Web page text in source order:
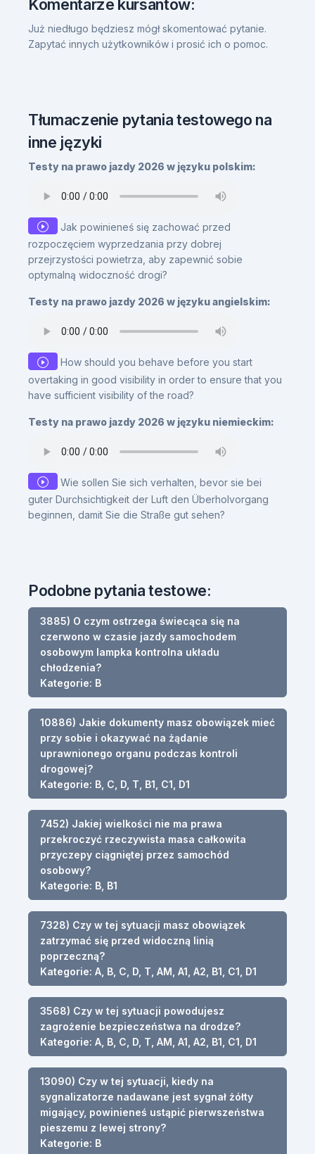
Komentarze kursantów:
Już niedługo będziesz mógł skomentować pytanie.
Zapytać innych użytkowników i prosić ich o pomoc.
Tłumaczenie pytania testowego na
inne języki
Testy na prawo jazdy 2026 w języku polskim:
Jak powinieneś się zachować przed
rozpoczęciem wyprzedzania przy dobrej
przejrzystości powietrza, aby zapewnić sobie
optymalną widoczność drogi?
Testy na prawo jazdy 2026 w języku angielskim:
How should you behave before you start
overtaking in good visibility in order to ensure that you
have sufficient visibility of the road?
Testy na prawo jazdy 2026 w języku niemieckim:
Wie sollen Sie sich verhalten, bevor sie bei
guter Durchsichtigkeit der Luft den Überholvorgang
beginnen, damit Sie die Straße gut sehen?
Podobne pytania testowe:
3885) O czym ostrzega świecąca się na
czerwono w czasie jazdy samochodem
osobowym lampka kontrolna układu
chłodzenia?
Kategorie: B
10886) Jakie dokumenty masz obowiązek mieć
przy sobie i okazywać na żądanie
uprawnionego organu podczas kontroli
drogowej?
Kategorie: B, C, D, T, B1, C1, D1
7452) Jakiej wielkości nie ma prawa
przekroczyć rzeczywista masa całkowita
przyczepy ciągniętej przez samochód
osobowy?
Kategorie: B, B1
7328) Czy w tej sytuacji masz obowiązek
zatrzymać się przed widoczną linią
poprzeczną?
Kategorie: A, B, C, D, T, AM, A1, A2, B1, C1, D1
3568) Czy w tej sytuacji powodujesz
zagrożenie bezpieczeństwa na drodze?
Kategorie: A, B, C, D, T, AM, A1, A2, B1, C1, D1
13090) Czy w tej sytuacji, kiedy na
sygnalizatorze nadawane jest sygnał żółty
migający, powinieneś ustąpić pierwszeństwa
pieszemu z lewej strony?
Kategorie: B